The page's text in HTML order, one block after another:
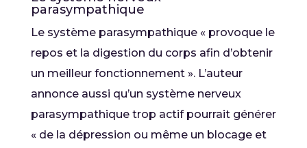
parasympathique
Le système parasympathique « provoque le
repos et la digestion du corps afin d’obtenir
un meilleur fonctionnement ». L’auteur
annonce aussi qu’un système nerveux
parasympathique trop actif pourrait générer
« de la dépression ou même un blocage et